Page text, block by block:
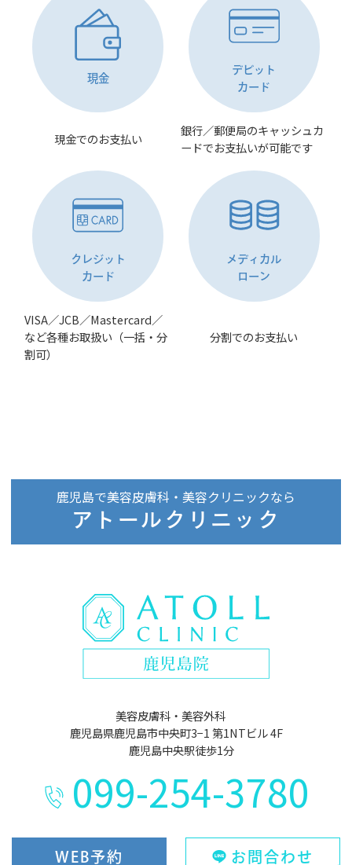
現金
現金でのお支払い
デビット
カード
銀行／郵便局のキャッシュカ
ードでお支払いが可能です
クレジット
カード
VISA／JCB／Mastercard／
など各種お取扱い（一括・分
割可）
メディカル
ローン
分割でのお支払い
鹿児島で美容皮膚科・美容クリニックなら
アトールクリニック
美容皮膚科・美容外科
鹿児島県鹿児島市中央町3−1 第1NTビル 4F
鹿児島中央駅徒歩1分
099-254-3780
WEB予約 お問合わせ